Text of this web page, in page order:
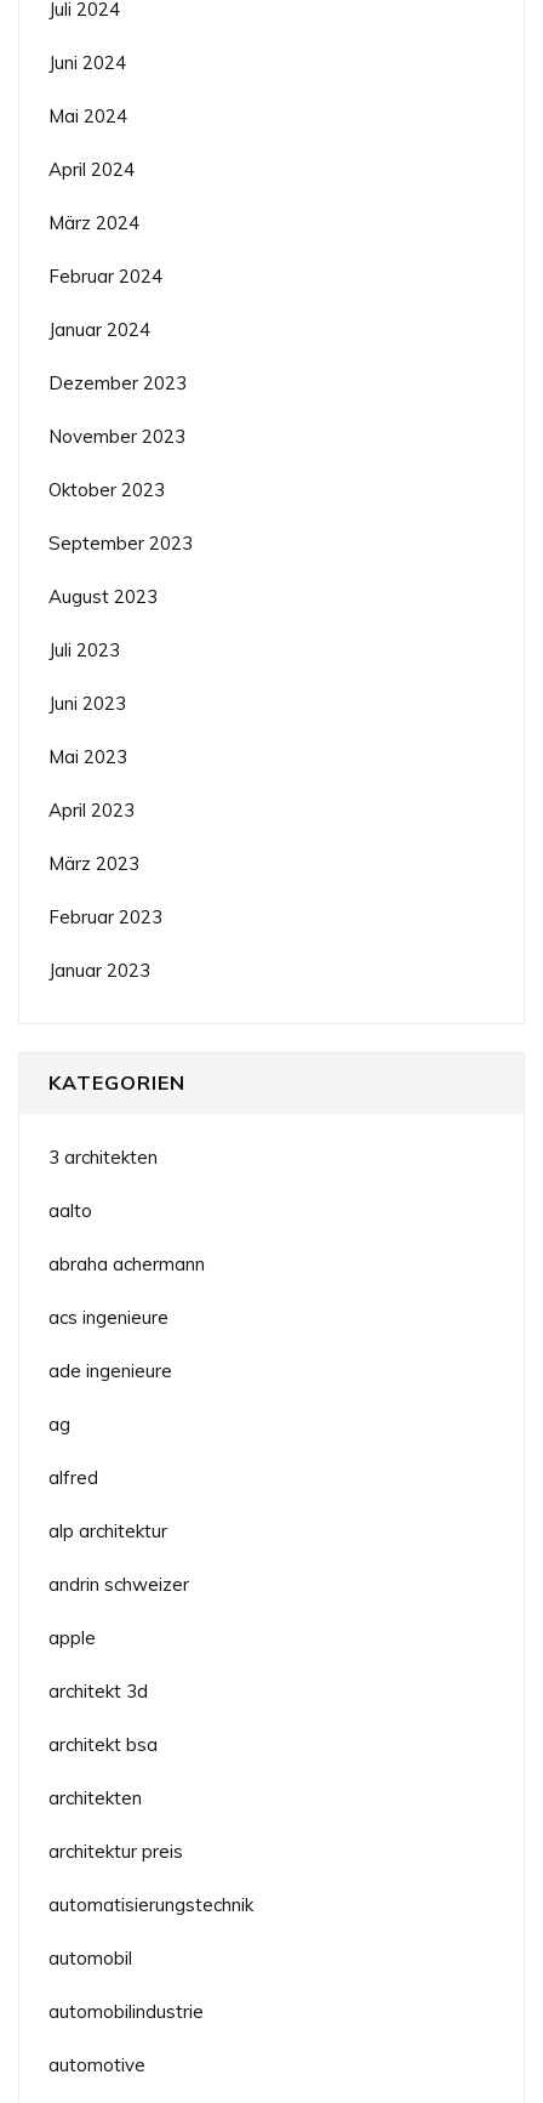
Juli 2024
Juni 2024
Mai 2024
April 2024
März 2024
Februar 2024
Januar 2024
Dezember 2023
November 2023
Oktober 2023
September 2023
August 2023
Juli 2023
Juni 2023
Mai 2023
April 2023
März 2023
Februar 2023
Januar 2023
KATEGORIEN
3 architekten
aalto
abraha achermann
acs ingenieure
ade ingenieure
ag
alfred
alp architektur
andrin schweizer
apple
architekt 3d
architekt bsa
architekten
architektur preis
automatisierungstechnik
automobil
automobilindustrie
automotive